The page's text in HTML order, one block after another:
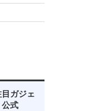
目ガジェ
公式